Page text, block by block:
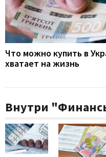
Что можно купить в
хватает на жизнь
Внутри